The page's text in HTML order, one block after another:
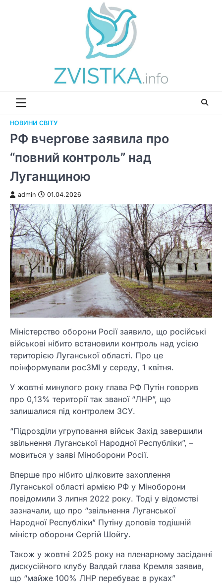
НОВИНИ СВІТУ
РФ вчергове заявила про
“повний контроль” над
Луганщиною
admin 01.04.2026
Міністерство оборони Росії заявило, що російські
військові нібито встановили контроль над усією
територією Луганської області. Про це
поінформували росЗМІ у середу, 1 квітня.
У жовтні минулого року глава РФ Путін говорив
про 0,13% території так званої “ЛНР”, що
залишалися під контролем ЗСУ.
“Підрозділи угруповання військ Захід завершили
звільнення Луганської Народної Республіки”, –
мовиться у заяві Міноборони Росії.
Вперше про нібито цілковите захоплення
Луганської області армією РФ у Міноборони
повідомили 3 липня 2022 року. Тоді у відомстві
зазначали, що про “звільнення Луганської
Народної Республіки” Путіну доповів тодішній
міністр оборони Сергій Шойгу.
Також у жовтні 2025 року на пленарному засіданні
дискусійного клубу Валдай глава Кремля заявив,
що “майже 100% ЛНР перебуває в руках”